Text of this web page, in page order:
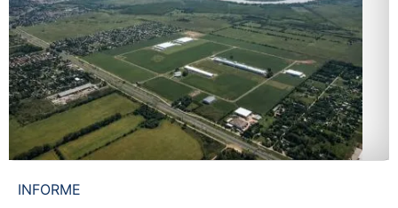
INFORME